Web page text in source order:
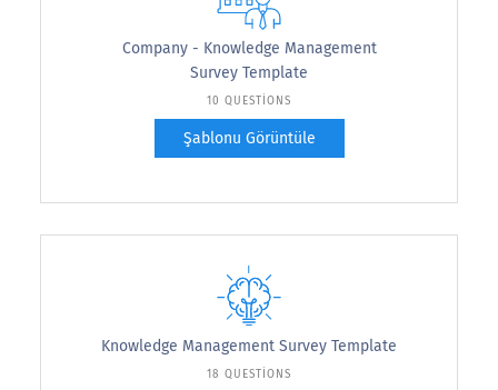
Company - Knowledge Management
Survey Template
10 QUESTIONS
Şablonu Görüntüle
Knowledge Management Survey Template
18 QUESTIONS